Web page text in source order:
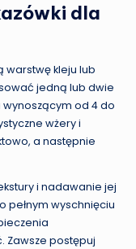
dla
warstwę kleju lub
jedną lub dwie
od 4 do
wżery i
a następnie
i nadawanie jej
pełnym wyschnięciu
Zawsze postępuj